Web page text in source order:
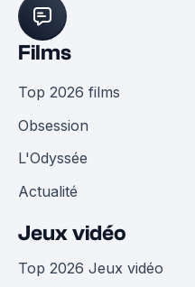
Films
Top 2026 films
Obsession
L'Odyssée
Actualité
Jeux vidéo
Top 2026 Jeux vidéo